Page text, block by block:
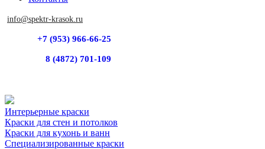
info@spektr-krasok.ru
+7 (953) 966-66-25
8 (4872) 701-109
Интерьерные краски
Краски для стен и потолков
Краски для кухонь и ванн
Специализированные краски